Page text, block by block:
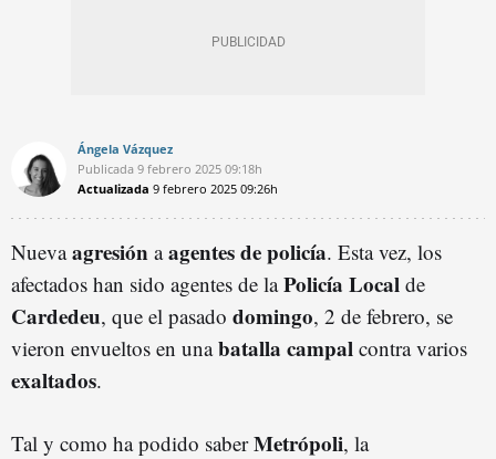
Ángela Vázquez
Publicada 9 febrero 2025 09:18h
Actualizada 9 febrero 2025 09:26h
Nuevaagresión aagentes de policía. Esta vez, los
afectados han sido agentes de laPolicía Local de
Cardedeu, que el pasado domingo, 2 de febrero, se
vieron envueltos en unabatalla campal contra varios
exaltados.
Tal y como ha podido saberMetrópoli, la